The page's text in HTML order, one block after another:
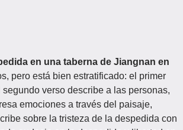
en una taberna de Jiangnan en
pero está bien estratificado: el primer
verso describe a las personas,
emociones a través del paisaje,
sobre la tristeza de la despedida con